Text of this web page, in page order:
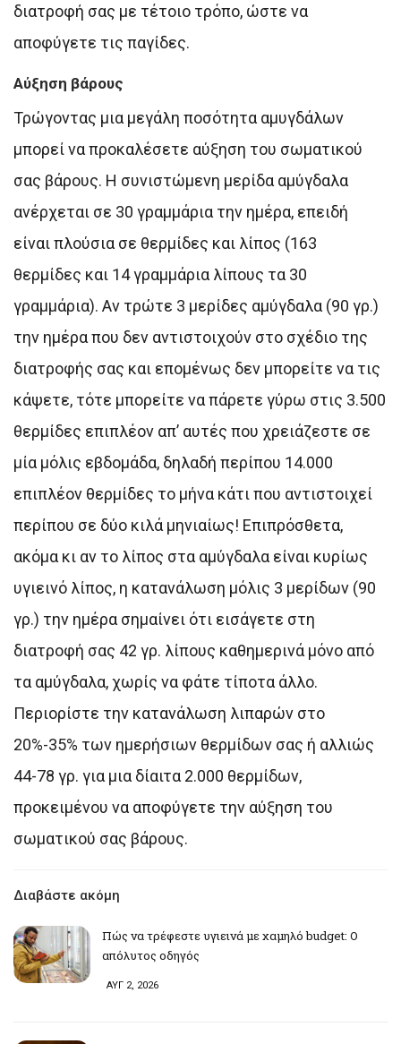
διατροφή σας με τέτοιο τρόπο, ώστε να
αποφύγετε τις παγίδες.
Αύξηση βάρους
Τρώγοντας μια μεγάλη ποσότητα αμυγδάλων
μπορεί να προκαλέσετε αύξηση του σωματικού
σας βάρους. Η συνιστώμενη μερίδα αμύγδαλα
ανέρχεται σε 30 γραμμάρια την ημέρα, επειδή
είναι πλούσια σε θερμίδες και λίπος (163
θερμίδες και 14 γραμμάρια λίπους τα 30
γραμμάρια). Αν τρώτε 3 μερίδες αμύγδαλα (90 γρ.)
την ημέρα που δεν αντιστοιχούν στο σχέδιο της
διατροφής σας και επομένως δεν μπορείτε να τις
κάψετε, τότε μπορείτε να πάρετε γύρω στις 3.500
θερμίδες επιπλέον απ’ αυτές που χρειάζεστε σε
μία μόλις εβδομάδα, δηλαδή περίπου 14.000
επιπλέον θερμίδες το μήνα κάτι που αντιστοιχεί
περίπου σε δύο κιλά μηνιαίως! Επιπρόσθετα,
ακόμα κι αν το λίπος στα αμύγδαλα είναι κυρίως
υγιεινό λίπος, η κατανάλωση μόλις 3 μερίδων (90
γρ.) την ημέρα σημαίνει ότι εισάγετε στη
διατροφή σας 42 γρ. λίπους καθημερινά μόνο από
τα αμύγδαλα, χωρίς να φάτε τίποτα άλλο.
Περιορίστε την κατανάλωση λιπαρών στο
20%-35% των ημερήσιων θερμίδων σας ή αλλιώς
44-78 γρ. για μια δίαιτα 2.000 θερμίδων,
προκειμένου να αποφύγετε την αύξηση του
σωματικού σας βάρους.
Διαβάστε ακόμη
Πώς να τρέφεστε υγιεινά με χαμηλό budget: Ο
απόλυτος οδηγός
ΑΥΓ 2, 2026